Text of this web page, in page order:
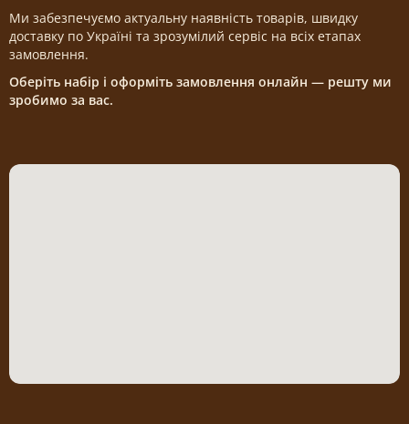
Ми забезпечуємо актуальну наявність товарів, швидку
доставку по Україні та зрозумілий сервіс на всіх етапах
замовлення.
Оберіть набір і оформіть замовлення онлайн — решту ми
зробимо за вас.